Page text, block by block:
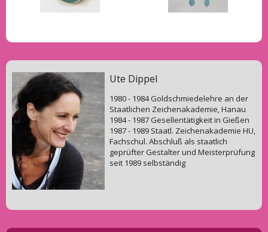
Ute Dippel
1980 - 1984 Goldschmiedelehre an der
Staatlichen Zeichenakademie, Hanau
1984 - 1987 Gesellentätigkeit in Gießen
1987 - 1989 Staatl. Zeichenakademie HU,
Fachschul. Abschluß als staatlich
geprüfter Gestalter und Meisterprüfung
seit 1989 selbständig